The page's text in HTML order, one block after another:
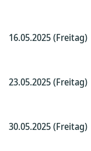
16.05.2025 (Freitag)
23.05.2025 (Freitag)
30.05.2025 (Freitag)